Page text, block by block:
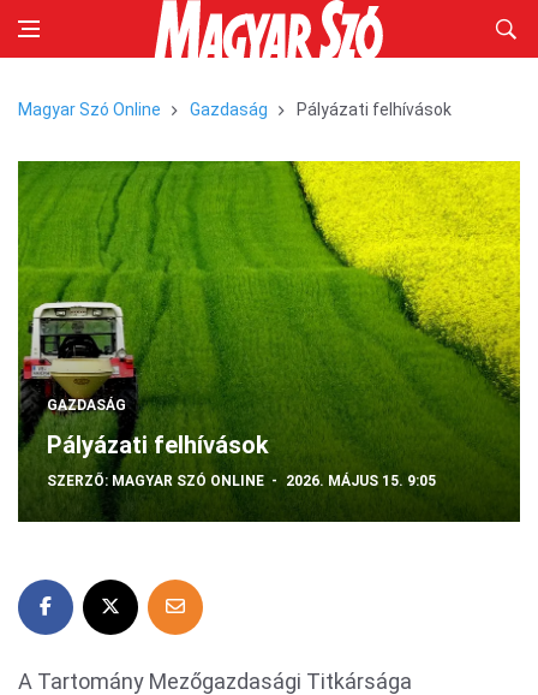
Magyar Szó Online Gazdaság Pályázati felhívások
GAZDASÁG
Pályázati felhívások
SZERZŐ: MAGYAR SZÓ ONLINE 2026. MÁJUS 15. 9:05
A Tartomány Mezőgazdasági Titkársága